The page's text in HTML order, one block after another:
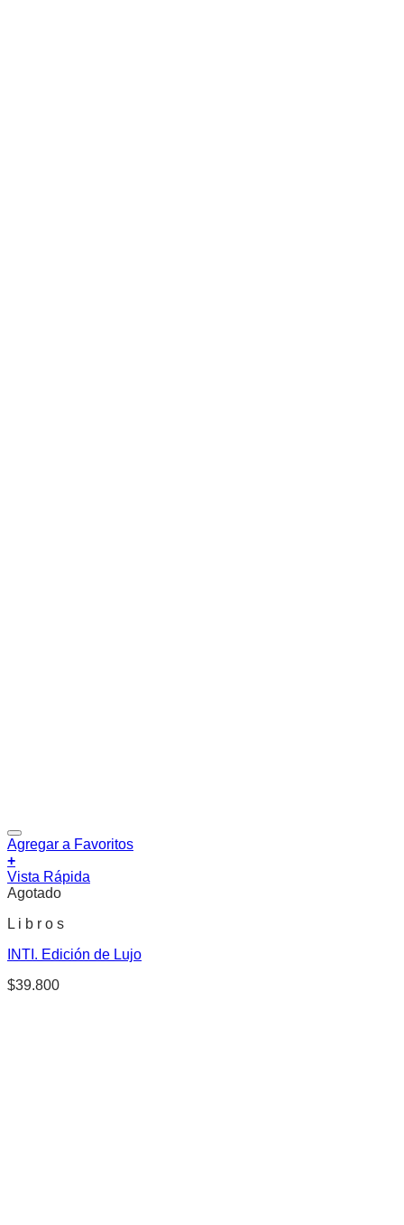
Agregar a Favoritos
+
Vista Rápida
Agotado
L i b r o s
INTI. Edición de Lujo
$39.800